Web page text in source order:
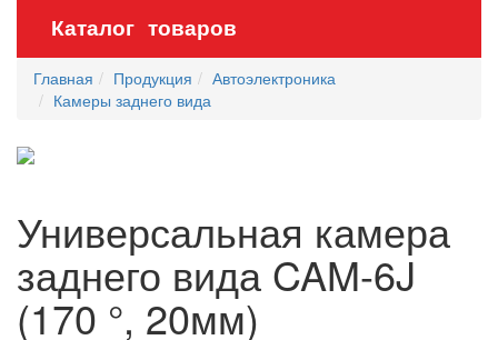
Каталог товаров
Главная Продукция
Автоэлектроника
Камеры заднего вида
Универсальная камера
заднего вида CAM-6J
(170 °, 20мм)